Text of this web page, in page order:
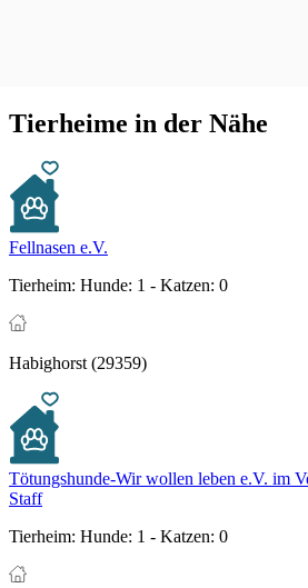
Tierheime in der Nähe
Fellnasen e.V.
Tierheim: Hunde: 1 - Katzen: 0
Habighorst (29359)
Tötungshunde-Wir wollen leben e.V. im
Staff
Tierheim: Hunde: 1 - Katzen: 0